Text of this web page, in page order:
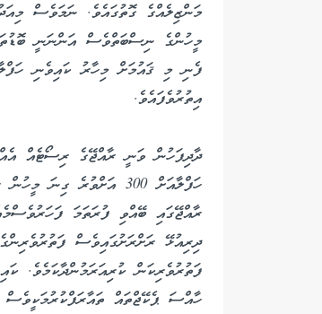
މަންޒިލެއްގެ ގޮތުގައެވެ. ނަމަވެސް
މީހުންގެ ނިސްބަތްވެސް އަންނަނީ
ފެނި މި ޤައުމަށް މިހާރު ކައިވެނި
އިތުރުވެފައެވެ.
ދާދިފަހުން ވަނީ ރާއްޖޭގެ ރިސޯޓެއް
ހަފްލާއަށް 300
ރާއްޖޭގައި ބޭއްވި ފުރަތަމަ
ދިރިއުޅޭ ރަށްރަށުގައިވެސް
ފަތުރުވެރިކަން ކުރިއަރަމުންދާކަމެވެ.
ހާއްސަ ޕެކޭޖްތައް